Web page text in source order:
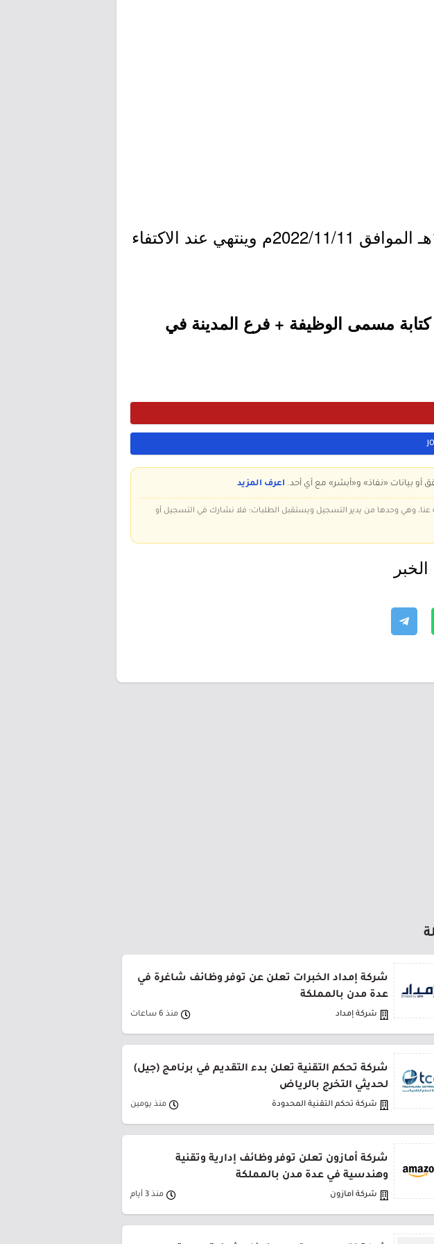
- التقديم مُتاح الآن بدأ اليوم الجمعة بتاريخ 1444/04/17هـ الموافق 2022/11/11م وينتهي عند الاكتفاء
مسمى الوظيفة + فرع المدينة في
أو بيانات «نفاذ» و«أبشر» مع أي أحد. اعرف المزيد
عنا، وهي وحدها من يدير التسجيل ويستقبل الطلبات؛ فلا نشارك في التسجيل أو
شركة إمداد الخبرات تعلن عن توفر وظائف شاغرة في
عدة مدن بالمملكة
شركة إمداد منذ 6 ساعات
شركة تحكم التقنية تعلن بدء التقديم في برنامج (جيل)
لحديثي التخرج بالرياض
شركة تحكم التقنية المحدودة منذ يومين
شركة أمازون تعلن توفر وظائف إدارية وتقنية
وهندسية في عدة مدن بالمملكة
شركة أمازون منذ 3 أيام